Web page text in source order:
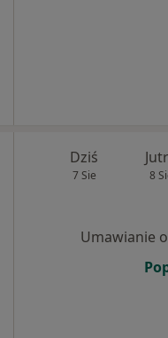
Dziś
7 Sie 8
Umawianie